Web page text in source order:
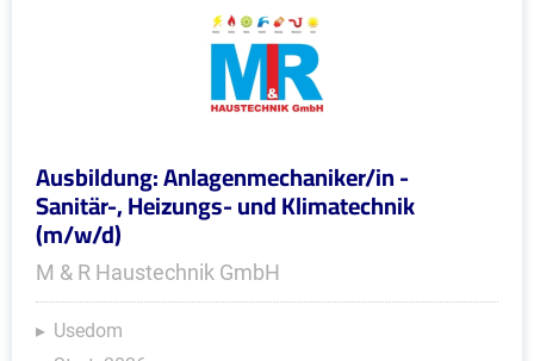
Ausbildung: Anlagenmechaniker/in -
Sanitär-, Heizungs- und Klimatechnik
(m/w/d)
M & R Haustechnik GmbH
Usedom